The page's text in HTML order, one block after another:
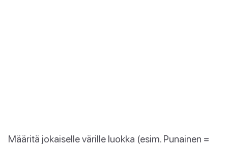
Määritä jokaiselle värille luokka (esim. Punainen =